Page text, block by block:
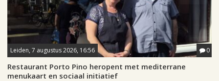
Leiden, 7 augustus 2026, 16:56 0
Restaurant Porto Pino heropent met mediterrane
menukaart en sociaal initiatief